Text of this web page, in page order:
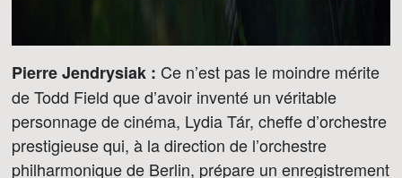
Pierre Jendrysiak : Ce n’est pas le moindre mérite
de Todd Field que d’avoir inventé un véritable
personnage de cinéma, Lydia Tár, cheffe d’orchestre
prestigieuse qui, à la direction de l’orchestre
philharmonique de Berlin, prépare un enregistrement